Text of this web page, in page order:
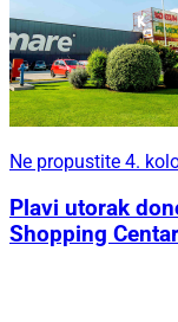
Ne propustite 4.
Plavi utorak
Shopping Centar